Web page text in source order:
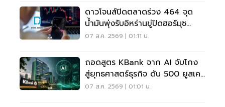
ดาวโจนส์ปิดตลาดร่วง 464 จุด
น้ำมันพุ่งรับอิหร่านขู่ปิดฮอร์มุซ
จับตาเฟดขึ้นดอกเบี้ย
07 ส.ค. 2569 | 01:11 น.
ถอดสูตร KBank จาก AI จับโกง
สู่ยุทธศาสตร์ธุรกิจ ดัน 500 ยูสเคส
ใช้จริง
07 ส.ค. 2569 | 01:01 น.